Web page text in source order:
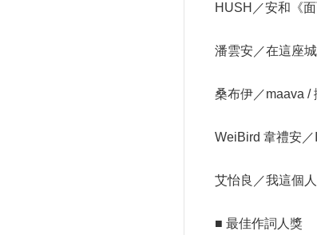
HUSH／安和《
潘雲安／在這座
桑布伊／maava /
WeiBird 韋禮安
艾怡良／我這個
■ 最佳作詞人獎